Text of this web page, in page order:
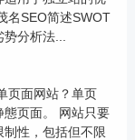
名SEO简述SWOT
分析法...
页面网站？单页
页面。 网站只要
性，包括但不限